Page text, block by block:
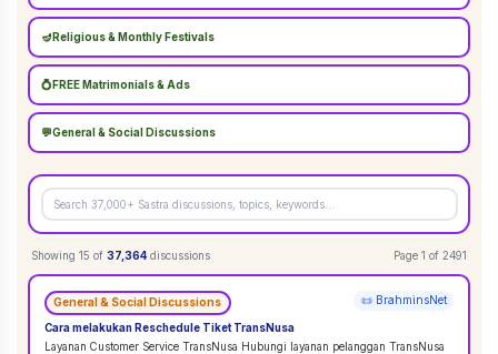
🪔 Religious & Monthly Festivals
💍 FREE Matrimonials & Ads
💬General & Social Discussions
Showing 15 of 37,364 discussions Page 1 of 2491
General & Social Discussions 📜 BrahminsNet
Cara melakukan Reschedule Tiket TransNusa
Layanan Customer Service TransNusa Hubungi layanan pelanggan TransNusa